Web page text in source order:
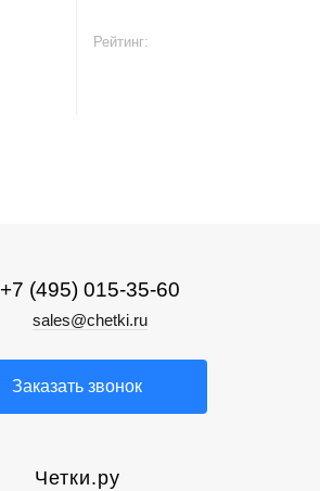
Рейтинг:
+7 (495) 015-35-60
sales@chetki.ru
Заказать звонок
Четки.ру